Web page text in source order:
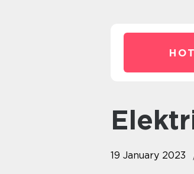
19 January 2023